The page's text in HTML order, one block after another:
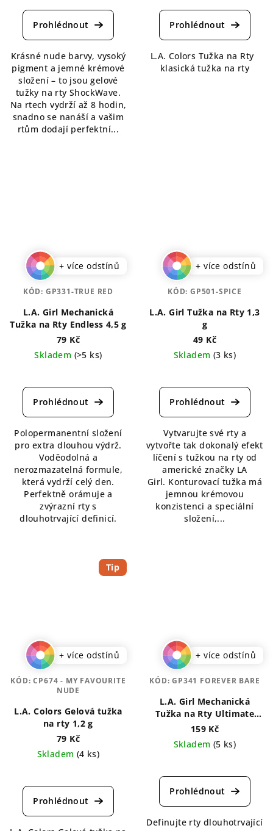
hodnocení
produktu
z
5
hvězdiček.
Krásné nude barvy, vysoký
pigment a jemné krémové
složení – to jsou gelové
tužky na rty ShockWave.
Na rtech vydrží až 8 hodin,
snadno se nanáší a vašim
rtům dodají perfektní...
hodnocení
produktu
z
5
L.A. Colors Tužka na Rty
klasická tužka na rty
+ více odstínů
L.A. Girl Mechanická
Tužka na Rty Endless 4,5 g
79 Kč
Skladem (>5 ks)
hodnocení
produktu
z
5
hvězdiček.
Polopermanentní složení
pro extra dlouhou výdrž.
Voděodolná a
nerozmazatelná formule,
která vydrží celý den.
Perfektně orámuje a
zvýrazní rty s
dlouhotrvající definicí.
KÓD: GP331-TRUE RED
+ více odstínů
L.A. Girl Tužka na Rty 1,3
g
49 Kč
Skladem (3 ks)
hodnocení
produktu
z
5
hvězdiček.
Vytvarujte své rty a
vytvořte tak dokonalý efekt
líčení s tužkou na rty od
americké značky LA
Girl. Konturovací tužka má
jemnou krémovou
konzistenci a speciální
složení,...
KÓD:GP501-SPICE
Tip
+ více odstínů
L.A. Colors Gelová tužka
na rty 1,2 g
79 Kč
Skladem (4 ks)
hodnocení
produktu
KÓD:CP674 - MY FAVOURITE
NUDE
+ více odstínů
L.A. Girl Mechanická
Tužka na Rty Ultimate
Intense 0,35 g
159 Kč
Skladem (5 ks)
hodnocení
produktu
z
Definujte rty dlouhotrvající
KÓD:GP341 FOREVER BARE